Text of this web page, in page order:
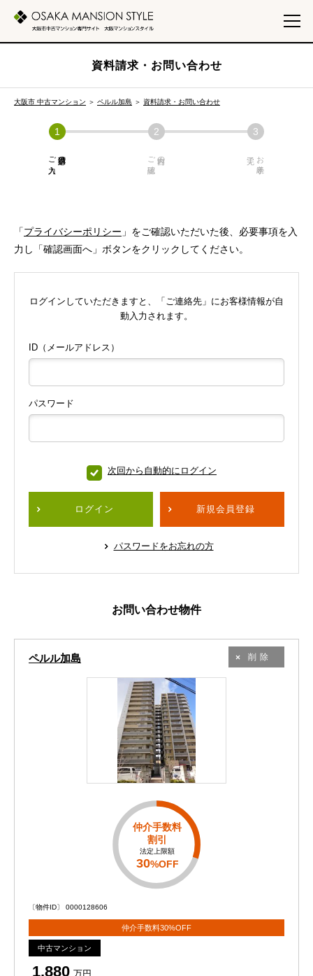
資料請求・お問い合わせ
大阪市 中古マンション ＞ ペルル加島 ＞ 資料請求・お問い合わせ
必須項目の
ご入力 内容の
ご確認 お手続き
「プライバシーポリシー 」をご確認いただいた後、必要事項を入
力し「確認画面へ」ボタンをクリックしてください。
ログインしていただきますと、「ご連絡先」にお客様情報が自
動入力されます。
ID（メールアドレス）
パスワード
次回から自動的にログイン
ログイン 新規会員登録
パスワードをお忘れの方
お問い合わせ物件
ペルル加島 削除
仲介手数料
割引
法定上限額
30%OFF
〔物件ID〕 0000128606
仲介手数料30%OFF
中古マンション
1,880 万円